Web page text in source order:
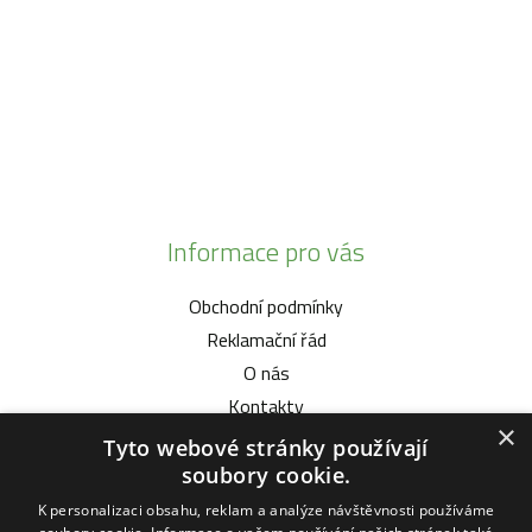
Informace pro vás
Obchodní podmínky
Reklamační řád
O nás
Kontakty
Vybíráme pro vás
Malotratory Vari Honda
×
Tyto webové stránky používají
soubory cookie.
K personalizaci obsahu, reklam a analýze návštěvnosti používáme